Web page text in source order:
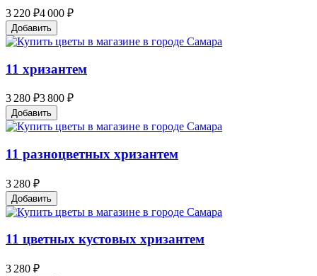
3 220 ₽4 000 ₽
Добавить
11 хризантем
3 280 ₽3 800 ₽
Добавить
11 разноцветных хризантем
3 280 ₽
Добавить
11 цветных кустовых хризантем
3 280 ₽